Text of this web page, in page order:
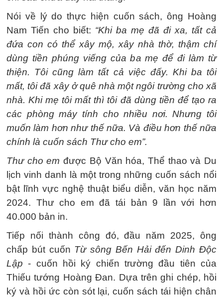
Nói về lý do thực hiện cuốn sách, ông Hoàng
Nam Tiến cho biết: “Khi ba mẹ đã đi xa, tất cả
đứa con có thể xây mộ, xây nhà thờ, thậm chí
dùng tiền phúng viếng của ba mẹ để đi làm từ
thiện. Tôi cũng làm tất cả việc đấy. Khi ba tôi
mất, tôi đã xây ở quê nhà một ngôi trường cho xã
nhà. Khi mẹ tôi mất thì tôi đã dùng tiền để tạo ra
các phòng máy tính cho nhiều nơi. Nhưng tôi
muốn làm hơn như thế nữa. Và điều hơn thế nữa
chính là cuốn sách Thư cho em”.
Thư cho em được Bộ Văn hóa, Thể thao và Du
lịch vinh danh là một trong những cuốn sách nổi
bật lĩnh vực nghệ thuật biểu diễn, văn học năm
2024. Thư cho em đã tái bản 9 lần với hơn
40.000 bản in.
Tiếp nối thành công đó, đầu năm 2025, ông
chấp bút cuốn Từ sông Bến Hải đến Dinh Độc
Lập - cuốn hồi ký chiến trường đầu tiên của
Thiếu tướng Hoàng Đan. Dựa trên ghi chép, hồi
ký và hồi ức còn sót lại, cuốn sách tái hiện chân